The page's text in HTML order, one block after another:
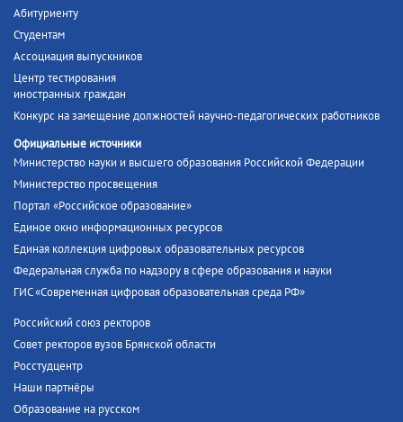
Абитуриенту
Студентам
Ассоциация выпускников
Центр тестирования
иностранных граждан
Конкурс на замещение должностей научно-педагогических работников
Официальные источники
Министерство науки и высшего образования Российской Федерации
Министерство просвещения
Портал «Российское образование»
Единое окно информационных ресурсов
Единая коллекция цифровых образовательных ресурсов
Федеральная служба по надзору в сфере образования и науки
ГИС «Современная цифровая образовательная среда РФ»
Российский союз ректоров
Совет ректоров вузов Брянской области
Росстудцентр
Наши партнёры
Образование на русском